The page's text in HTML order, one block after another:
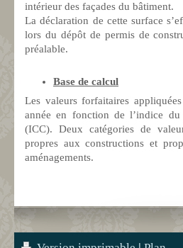
intérieur des façades du bâtiment.
La déclaration de cette surface
lors du dépôt de permis de
préalable.
Base de calcul
Les valeurs forfaitaires
année en fonction de l’indice
(ICC). Deux catégories de
propres aux constructions et
aménagements.